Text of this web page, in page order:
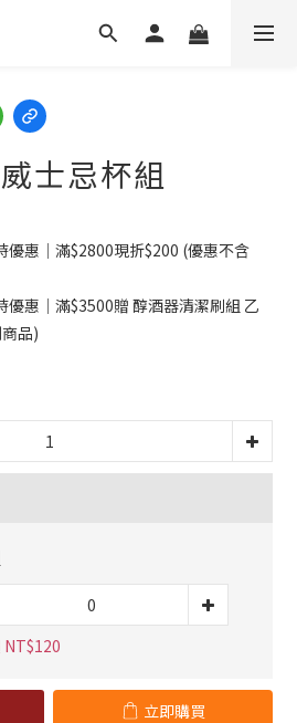
士忌杯組
優惠│滿$2800現折$200 (優惠不含
優惠│滿$3500贈 醇酒器清潔刷組 乙
品)
NT$120
立即購買